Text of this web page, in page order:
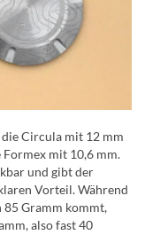
Circula mit 12 mm
mit 10,6 mm.
und gibt der
Vorteil. Während
85 Gramm kommt,
also fast 40